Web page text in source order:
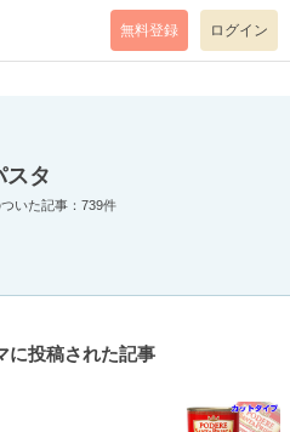
code=0 mode=return level=notice
無料登録 ログイン
スタ
いた記事：739件
に投稿された記事